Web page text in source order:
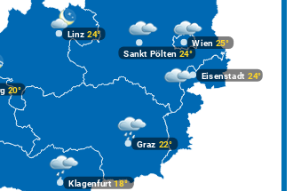
Graz 22°
Klagenfurt18°
Linz 24°
20°
Wien 25°
Eisenstadt 24°
Sankt Pölten 24°